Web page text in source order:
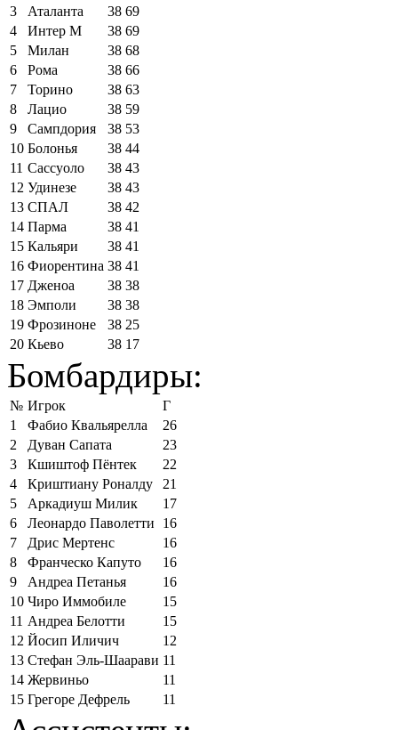
3
Аталанта 38 69
4
Интер М 38 69
5
Милан 38 68
6
Рома 38 66
7
Торино 38 63
8
Лацио 38 59
9
Сампдория 38 53
10 Болонья 38 44
11 Сассуоло 38 43
12 Удинезе 38 43
13 СПАЛ 38 42
14 Парма 38 41
15 Кальяри 38 41
16 Фиорентина 38 41
17 Дженоа 38 38
18 Эмполи 38 38
19 Фрозиноне 38 25
20 Кьево 38 17
Бомбардиры:
№ Игрок
Г
1
Фабио Квальярелла
26
2
Дуван Сапата
23
3
Кшиштоф Пёнтек
22
4
Криштиану Роналду
21
5
Аркадиуш Милик
17
6
Леонардо Паволетти
16
7
Дрис Мертенс
16
8
Франческо Капуто
16
9
Андреа Петанья
16
10 Чиро Иммобиле
15
11 Андреа Белотти
15
12 Йосип Иличич
12
13 Стефан Эль-Шаарави 11
14 Жервиньо
11
15 Грегоре Дефрель 11